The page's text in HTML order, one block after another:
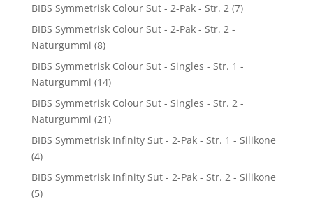
BIBS Symmetrisk Colour Sut - 2-Pak - Str. 2 (7)
BIBS Symmetrisk Colour Sut - 2-Pak - Str. 2 -
Naturgummi (8)
BIBS Symmetrisk Colour Sut - Singles - Str. 1 -
Naturgummi (14)
BIBS Symmetrisk Colour Sut - Singles - Str. 2 -
Naturgummi (21)
BIBS Symmetrisk Infinity Sut - 2-Pak - Str. 1 - Silikone
(4)
BIBS Symmetrisk Infinity Sut - 2-Pak - Str. 2 - Silikone
(5)